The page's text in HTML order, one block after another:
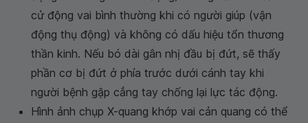
cử động vai bình thường khi có người giúp (vận
động thụ động) và không có dấu hiệu tổn thương
thần kinh. Nếu bó dài gân nhị đầu bị đứt, sẽ thấy
phần cơ bị đứt ở phía trước dưới cánh tay khi
người bệnh gập cẳng tay chống lại lực tác động.
Hình ảnh chụp X-quang khớp vai cản quang có thể